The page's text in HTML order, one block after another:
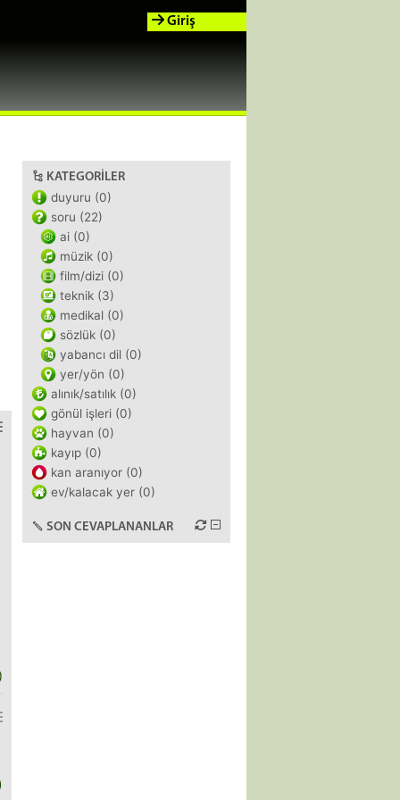
Giriş
KATEGORILER
duyuru (0)
soru (22)
ai (0)
müzik (0)
film/dizi (0)
teknik (3)
medikal (0)
sözlük (0)
yabancı dil (0)
yer/yön (0)
alınık/satılık (0)
gönül işleri (0)
hayvan (0)
kayıp (0)
kan aranıyor (0)
ev/kalacak yer (0)
SON CEVAPLANANLAR